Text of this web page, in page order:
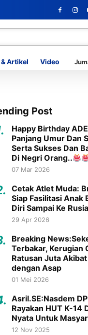
Artikel Video
Post
Happy Birthday
Panjang Umur Dan
Serta Sukses Dan
Di Negri Orang..
07 Mar 2026
Cetak Atlet Muda:
Siap Fasilitasi Anak
Diri Sampai Ke Rusia
29 Apr 2026
Breaking
Terbakar, Kerugian
Ratusan Juta
dengan Asap
01 Mei 2026
Asril.SE:Nasdem
Rayakan HUT K-14
Nyata Untuk
12 Nov 2025